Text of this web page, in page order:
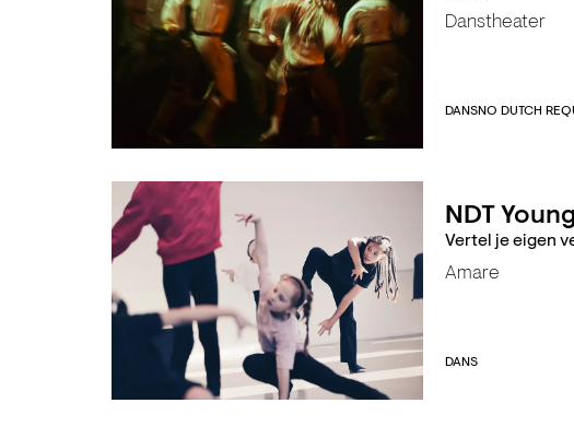
Danstheater
DANSNO DUTCH
NDT
Vertel je eigen
Amare
DANS